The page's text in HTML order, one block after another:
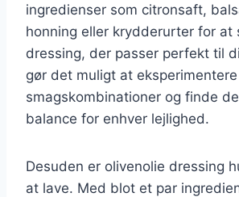
ingredienser som citronsaft,
honning eller krydderurter for at
dressing, der passer perfekt til
gør det muligt at
smagskombinationer og finde
balance for enhver lejlighed.
Desuden er olivenolie dressing
at lave. Med blot et par